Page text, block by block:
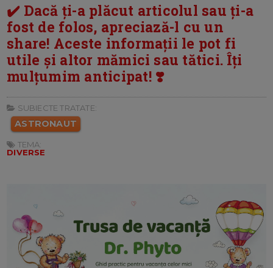
✔️ Dacă ți-a plăcut articolul sau ți-a
fost de folos, apreciază-l cu un
share! Aceste informații le pot fi
utile și altor mămici sau tătici. Îți
mulțumim anticipat! ❣️
SUBIECTE TRATATE:
ASTRONAUT
TEMA:
DIVERSE